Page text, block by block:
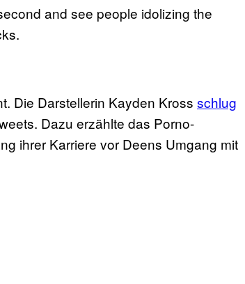
and see people idolizing the
Die Darstellerin Kayden Kross schlug
Dazu erzählte das Porno-
ihrer Karriere vor Deens Umgang mit